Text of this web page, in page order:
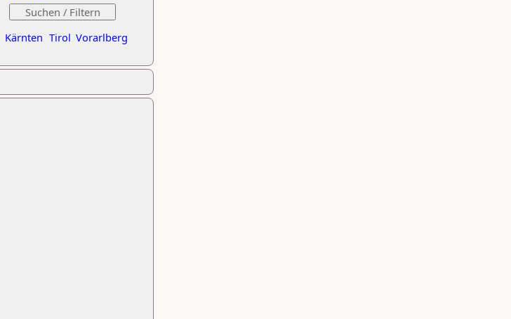
Kärnten Tirol Vorarlberg